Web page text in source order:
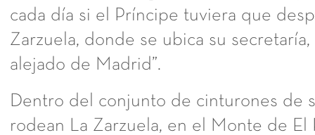
cada día si el Príncipe tuviera que
Zarzuela, donde se ubica su
alejado de Madrid”.
Dentro del conjunto de cinturones de
rodean La Zarzuela, en el Monte de El